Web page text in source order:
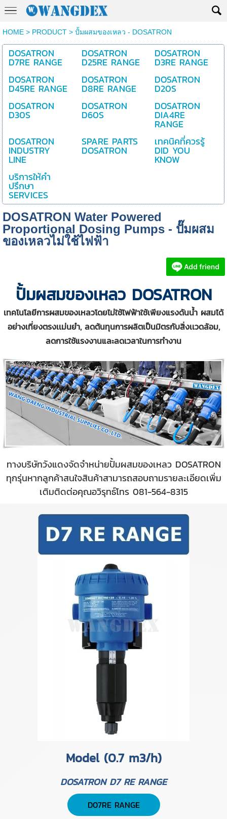
HOME> PRODUCT> ปั้มผสมของเหลว - DOSATRON
DOSATRON
D7RE RANGE
DOSATRON
D25RE RANGE
DOSATRON
D3RE RANGE
DOSATRON
D45RE RANGE
DOSATRON
D8RE RANGE
DOSATRON
D20S
DOSATRON
D30S
DOSATRON
D60S
DOSATRON
DIA4RE
RANGE
DOSATRON
INDUSTRY
LINE
SPARE PARTS
DOSATRON
เทคนิคที่ควรรู้
DID YOU
KNOW
บริการให้คำ
ปรึกษา
SERVICES
DOSATRON Water Powered
Proportional Dosing Pumps - ปั๊มผสม
ของเหลวไม่ใช้ไฟฟ้า
ปั้มผสมของเหลว DOSATRON
เทคโนโลยีการผสมของเหลวโดยไม่ใช้ไฟฟ้าใช้เพียงแรงดันน้ำ ผสมได้
อย่างเที่ยงตรงเเม่นยำ, ลดต้นทุนการผลิตเป็นมิตรกับสิ่งเเวดล้อม,
ลดการใช้แรงงานและลดเวลาในการทำงาน
ทางบริษัทวังแดงจัดจำหน่ายปั้มผสมของเหลว DOSATRON
ทุกรุ่นหากลูกค้าสนใจสินค้าสามารถสอบถามรายละเอียดเพิ่ม
เติมติดต่อคุณอวิรุทธ์โทร 081-564-8315
Model (0.7 m3/h)
DOSATRON D7 RE RANGE
D07RE RANGE